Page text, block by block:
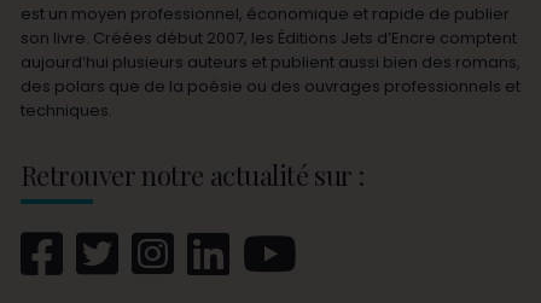
est un moyen professionnel, économique et rapide de publier
son livre. Créées début 2007, les Éditions Jets d’Encre comptent
aujourd’hui plusieurs auteurs et publient aussi bien des romans,
des polars que de la poésie ou des ouvrages professionnels et
techniques.
Retrouver notre actualité sur :